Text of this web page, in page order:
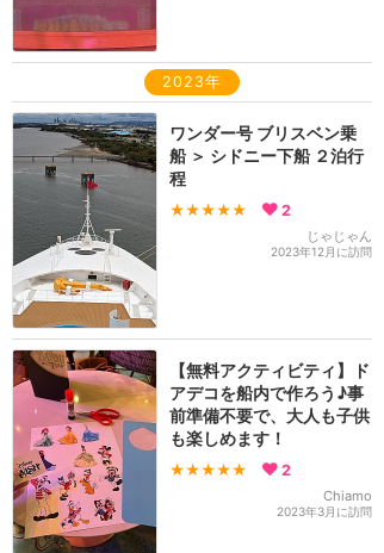
2023年
ワンダー号 ブリスベン乗
船 ＞ シドニー下船 ２泊行
程
★★★★★ 2
じゃじゃん
2023年12月に訪問
【無料アクティビティ】ド
アデコを船内で作ろう♪事
前準備不要で、大人も子供
も楽しめます！
★★★★★ 2
Chiamo
2023年3月に訪問